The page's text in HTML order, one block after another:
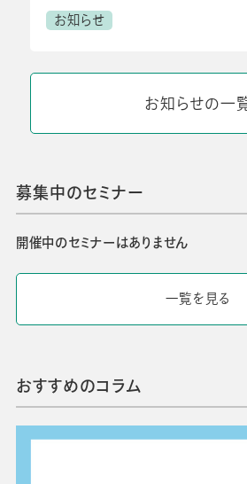
お知らせ
お知らせの一
募集中のセミナー
開催中のセミナーはありません
一覧を見る
おすすめのコラム